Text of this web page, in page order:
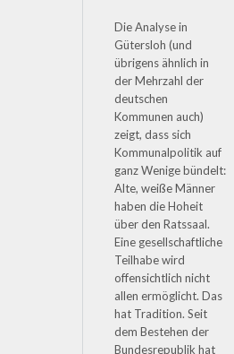
Die Analyse in
Gütersloh (und
übrigens ähnlich in
der Mehrzahl der
deutschen
Kommunen auch)
zeigt, dass sich
Kommunalpolitik auf
ganz Wenige bündelt:
Alte, weiße Männer
haben die Hoheit
über den Ratssaal.
Eine gesellschaftliche
Teilhabe wird
offensichtlich nicht
allen ermöglicht. Das
hat Tradition. Seit
dem Bestehen der
Bundesrepublik hat